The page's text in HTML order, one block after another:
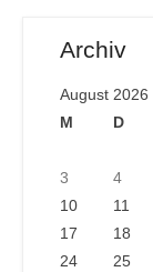
Archiv
August 2026
M
D
3
4
10
11
17
18
24
25